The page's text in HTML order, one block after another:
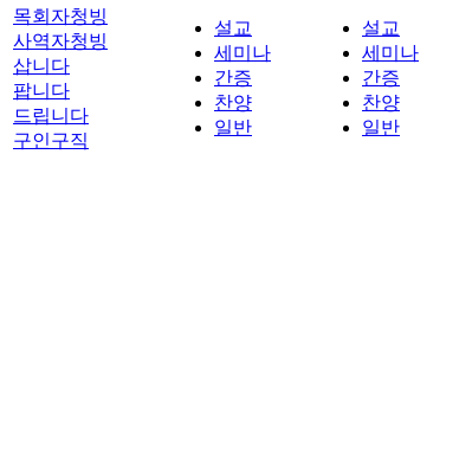
목회자청빙
사역자청빙
삽니다
팝니다
드립니다
구인구직
설교
세미나
간증
찬양
일반
설교
세미나
간증
찬양
일반